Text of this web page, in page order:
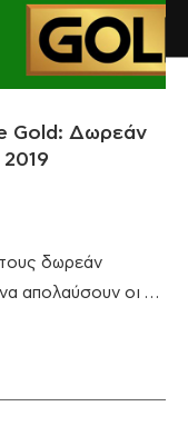
Gold: Δωρεάν
2019
δωρεάν
απολαύσουν οι …